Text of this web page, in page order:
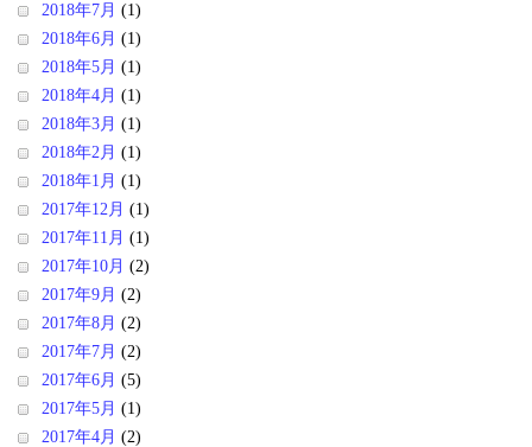
2018年7月 (1)
2018年6月 (1)
2018年5月 (1)
2018年4月 (1)
2018年3月 (1)
2018年2月 (1)
2018年1月 (1)
2017年12月 (1)
2017年11月 (1)
2017年10月 (2)
2017年9月 (2)
2017年8月 (2)
2017年7月 (2)
2017年6月 (5)
2017年5月 (1)
2017年4月 (2)